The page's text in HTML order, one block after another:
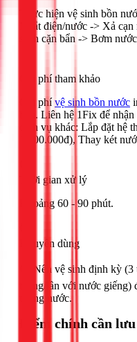
Thực hiện vệ sinh bồn
Ngắt điện/nước -> Xả
sạch cặn bẩn -> Bơm
Chi phí tham khảo
Chi phívệ sinh bồn nước
bẩn. Liên hệ 1Fix để
dịch vụ khác: Lắp đặt hệ
1.400.000đ), Thay két
Thời gian xử lý
Khoảng 60 - 90 phút.
Khuyên dùng
🟢 Nên vệ sinh định kỳ
tháng/lần với nước
thống nước.
Điểm chính cần